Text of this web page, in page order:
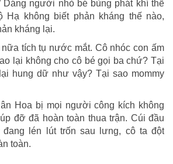
Dáng người nhỏ bé bùng phát khí thế
Hạ không biết phản kháng thế nào,
kháng lại.
tích tụ nước mắt. Cô nhóc con ấm
lại không cho cô bé gọi ba chứ? Tại
hung dữ như vậy? Tại sao mommy
Hoa bị mọi người công kích không
đỡ đã hoàn toàn thua trận. Cúi đầu
đang lén lút trốn sau lưng, cô ta đột
toàn.